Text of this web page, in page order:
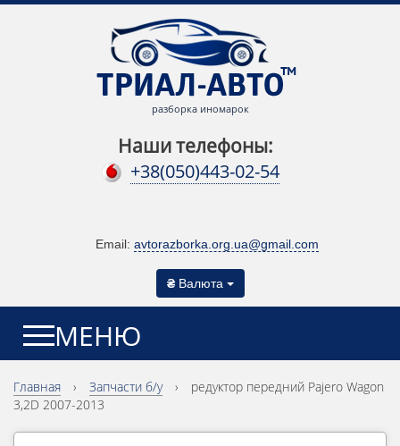
разборка иномарок
Наши телефоны:
+38(050)443-02-54
Email: avtorazborka.org.ua@gmail.com
₴ Валюта
МЕНЮ
Главная › Запчасти б/у ›
редуктор передний Pajero Wagon
3,2D 2007-2013